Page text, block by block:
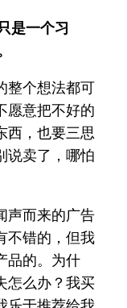
是一个习
整个想法都可
愿意把不好的
西，也要三思
说卖了，哪怕
声而来的广告
不错的，但我
品的。为什
怎么办？我买